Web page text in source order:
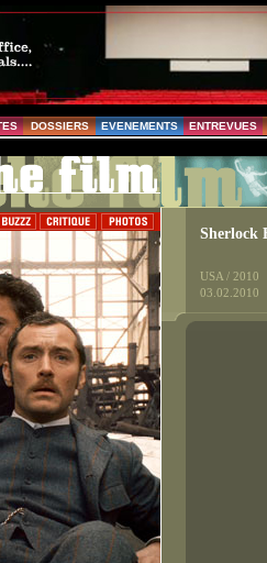
DOSSIERS EVENEMENTS ENTREVUES
Sherlock
USA / 2010
03.02.2010